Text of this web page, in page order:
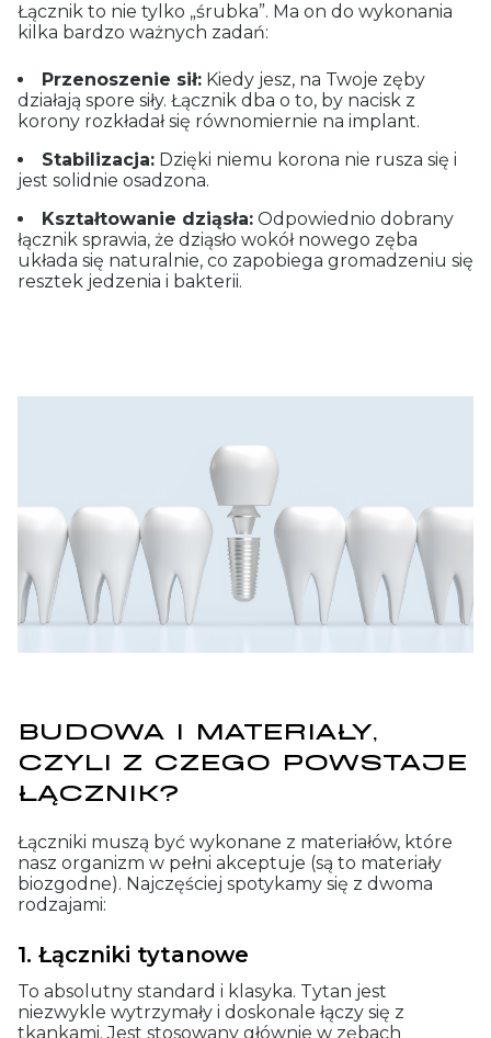
Łącznik to nie tylko „śrubka”. Ma on do wykonania
kilka bardzo ważnych zadań:
Przenoszenie sił: Kiedy jesz, na Twoje zęby
działają spore siły. Łącznik dba o to, by nacisk z
korony rozkładał się równomiernie na implant.
Stabilizacja: Dzięki niemu korona nie rusza się i
jest solidnie osadzona.
Kształtowanie dziąsła: Odpowiednio dobrany
łącznik sprawia, że dziąsło wokół nowego zęba
układa się naturalnie, co zapobiega gromadzeniu się
resztek jedzenia i bakterii.
BUDOWA I MATERIAŁY,
CZYLI Z CZEGO POWSTAJE
ŁĄCZNIK?
Łączniki muszą być wykonane z materiałów, które
nasz organizm w pełni akceptuje (są to materiały
biozgodne). Najczęściej spotykamy się z dwoma
rodzajami:
1. Łączniki tytanowe
To absolutny standard i klasyka. Tytan jest
niezwykle wytrzymały i doskonale łączy się z
tkankami. Jest stosowany głównie w zębach